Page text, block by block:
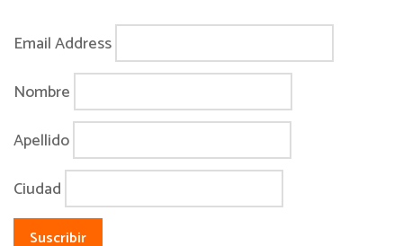
Email Address
Nombre
Apellido
Ciudad